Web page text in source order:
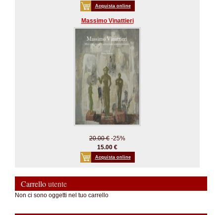
Acquista online
Massimo Vinattieri
20.00 € -25%
15.00 €
Acquista online
Carrelloutente
Non ci sono oggetti nel tuo carrello